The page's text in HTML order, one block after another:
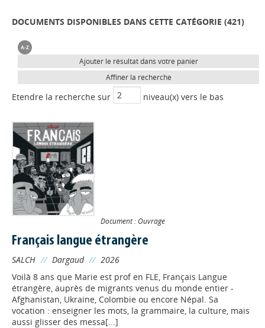
DOCUMENTS DISPONIBLES DANS CETTE CATÉGORIE (421)
Ajouter le résultat dans votre panier
Affiner la recherche
Etendre la recherche sur niveau(x) vers le bas
Document : Ouvrage
Français langue étrangère
SALCH // Dargaud // 2026
Voilà 8 ans que Marie est prof en FLE, Français Langue
étrangère, auprès de migrants venus du monde entier -
Afghanistan, Ukraine, Colombie ou encore Népal. Sa
vocation : enseigner les mots, la grammaire, la culture, mais
aussi glisser des messa[...]